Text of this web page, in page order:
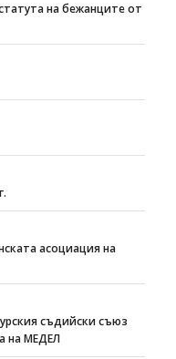
на бежанците от
асоциация на
съдийски съюз
на МЕДЕЛ